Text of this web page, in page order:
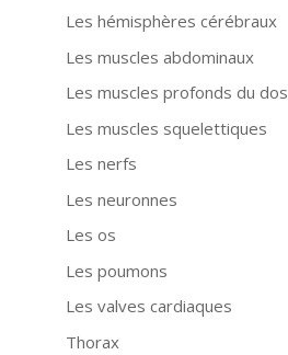
Les hémisphères cérébraux
Les muscles abdominaux
Les muscles profonds du dos
Les muscles squelettiques
Les nerfs
Les neuronnes
Les os
Les poumons
Les valves cardiaques
Thorax